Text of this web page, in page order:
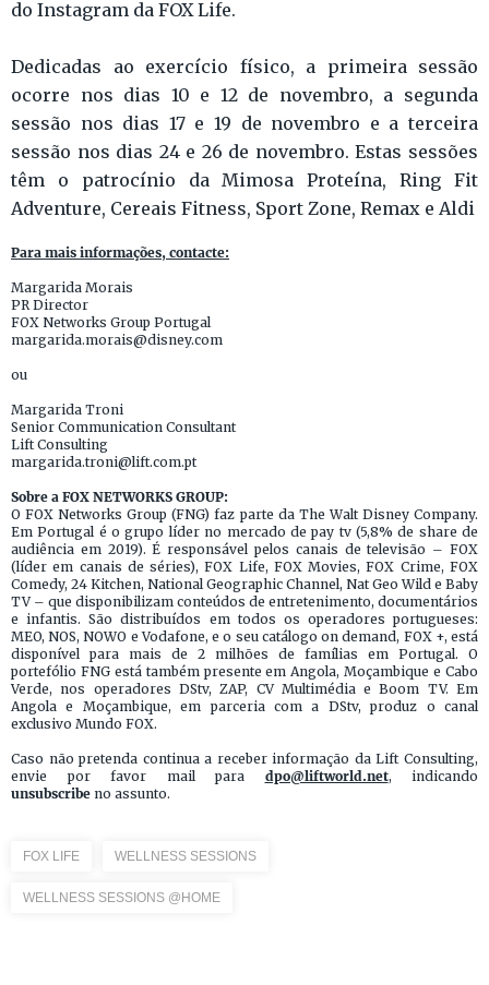
do Instagram da FOX Life.
Dedicadas ao exercício físico, a primeira sessão
ocorre nos dias 10 e 12 de novembro, a segunda
sessão nos dias 17 e 19 de novembro e a terceira
sessão nos dias 24 e 26 de novembro. Estas sessões
têm o patrocínio da Mimosa Proteína, Ring Fit
Adventure, Cereais Fitness, Sport Zone, Remax e Aldi
Para mais informações, contacte:
Margarida Morais
PR Director
FOX Networks Group Portugal
margarida.morais@disney.com
ou
Margarida Troni
Senior Communication Consultant
Lift Consulting
margarida.troni@lift.com.pt
Sobre a FOX NETWORKS GROUP:
O FOX Networks Group (FNG) faz parte da The Walt Disney Company.
Em Portugal é o grupo líder no mercado de pay tv (5,8% de share de
audiência em 2019). É responsável pelos canais de televisão – FOX
(líder em canais de séries), FOX Life, FOX Movies, FOX Crime, FOX
Comedy, 24 Kitchen, National Geographic Channel, Nat Geo Wild e Baby
TV – que disponibilizam conteúdos de entretenimento, documentários
e infantis. São distribuídos em todos os operadores portugueses:
MEO, NOS, NOWO e Vodafone, e o seu catálogo on demand, FOX +, está
disponível para mais de 2 milhões de famílias em Portugal. O
portefólio FNG está também presente em Angola, Moçambique e Cabo
Verde, nos operadores DStv, ZAP, CV Multimédia e Boom TV. Em
Angola e Moçambique, em parceria com a DStv, produz o canal
exclusivo Mundo FOX.
Caso não pretenda continua a receber informação da Lift Consulting,
envie por favor mail para dpo@liftworld.net, indicando
unsubscribe no assunto.
FOX LIFE WELLNESS SESSIONS
WELLNESS SESSIONS @HOME